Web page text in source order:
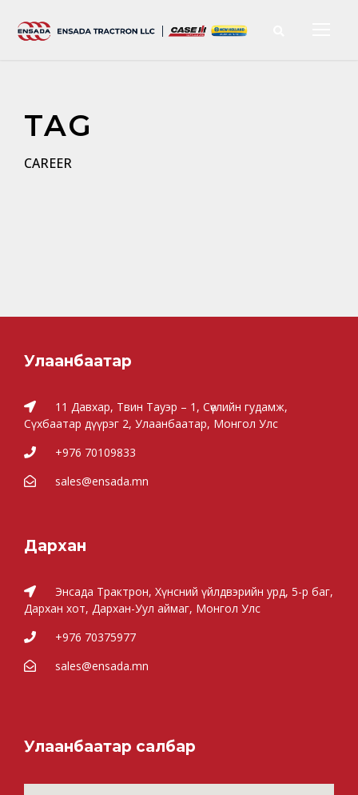
TAG
CAREER
Улаанбаатар
11 Давхар, Твин Тауэр – 1, Сөүлийн гудамж,
Сүхбаатар дүүрэг 2, Улаанбаатар, Монгол Улс
+976 70109833
sales@ensada.mn
Дархан
Энсада Трактрон, Хүнсний үйлдвэрийн урд, 5-р баг,
Дархан хот, Дархан-Уул аймаг, Монгол Улс
+976 70375977
sales@ensada.mn
Улаанбаатар салбар